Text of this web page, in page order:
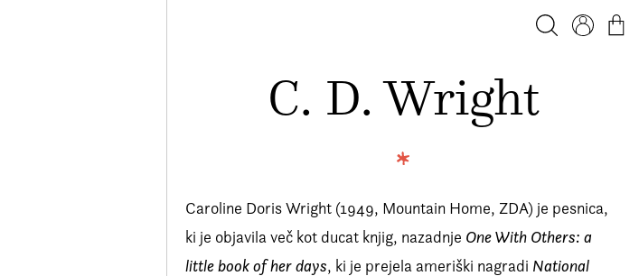
C. D. Wright
Caroline Doris Wright (1949, Mountain Home, ZDA) je pesnica,
ki je objavila več kot ducat knjig, nazadnje One With Others: a
little book of her days, ki je prejela ameriški nagradi National